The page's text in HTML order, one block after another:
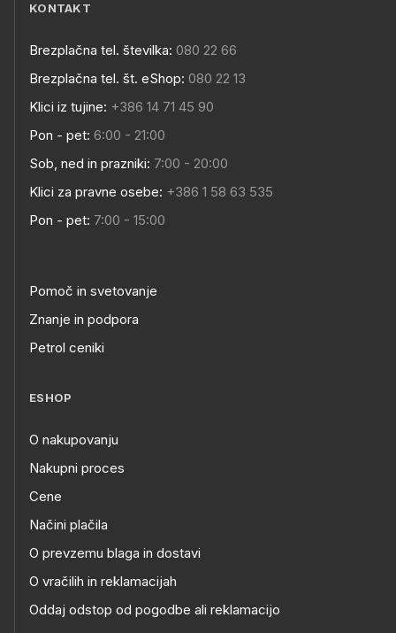
KONTAKT
Brezplačna tel. številka: 080 22 66
Brezplačna tel. št. eShop: 080 22 13
Klici iz tujine: +386 14 71 45 90
Pon - pet: 6:00 - 21:00
Sob, ned in prazniki: 7:00 - 20:00
Klici za pravne osebe: +386 1 58 63 535
Pon - pet: 7:00 - 15:00
Pomoč in svetovanje
Znanje in podpora
Petrol ceniki
ESHOP
O nakupovanju
Nakupni proces
Cene
Načini plačila
O prevzemu blaga in dostavi
O vračilih in reklamacijah
Oddaj odstop od pogodbe ali reklamacijo